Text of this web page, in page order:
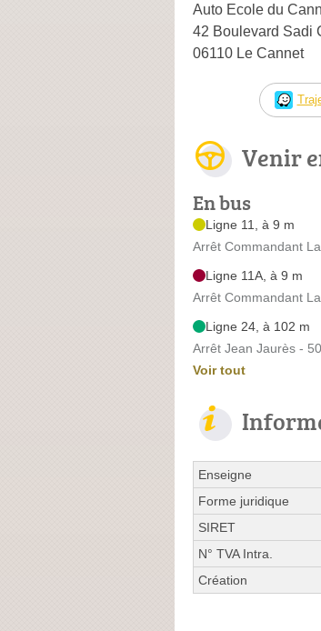
Auto Ecole du
42 Boulevard Sadi
06110 Le Cannet
Venir
En bus
Ligne 11, à 9 m
Arrêt Commandant
Ligne 11A, à 9 m
Arrêt Commandant
Ligne 24, à 102 m
Arrêt Jean Jaurès -
Voir tout
Enseigne
Forme juridique
SIRET
N° TVA Intra.
Création